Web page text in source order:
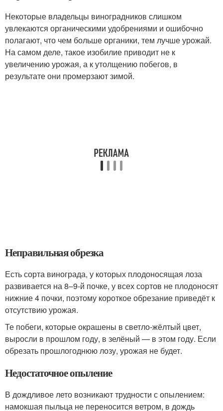
Некоторые владельцы виноградников слишком
увлекаются органическими удобрениями и ошибочно
полагают, что чем больше органики, тем лучше урожай.
На самом деле, такое изобилие приводит не к
увеличению урожая, а к утолщению побегов, в
результате они промерзают зимой.
Неправильная обрезка
Есть сорта винограда, у которых плодоносящая лоза
развивается на 8–9-й почке, у всех сортов не плодоносят
нижние 4 почки, поэтому короткое обрезание приведёт к
отсутствию урожая.
Те побеги, которые окрашены в светло-жёлтый цвет,
выросли в прошлом году, в зелёный — в этом году. Если
обрезать прошлогоднюю лозу, урожая не будет.
Недостаточное опыление
В дождливое лето возникают трудности с опылением:
намокшая пыльца не переносится ветром, в дождь